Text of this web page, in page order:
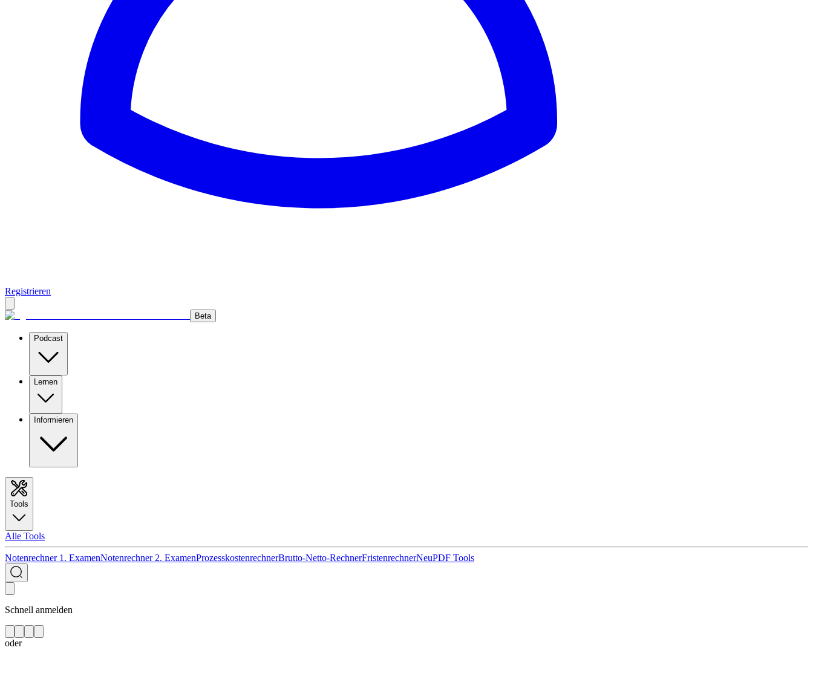
Registrieren
Beta
Podcast
Lernen
Informieren
Tools
Alle Tools
Notenrechner 1. ExamenNotenrechner 2. ExamenProzesskostenrechnerBrutto-Netto-RechnerFristenrechnerNeuPDF Tools
Schnell anmelden
oder